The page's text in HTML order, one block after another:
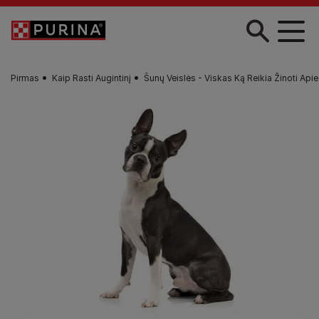
Pereiti į pagrindinį turinį
Pirmas Kaip Rasti Augintinį Šunų Veislės - Viskas Ką Reikia Žinoti